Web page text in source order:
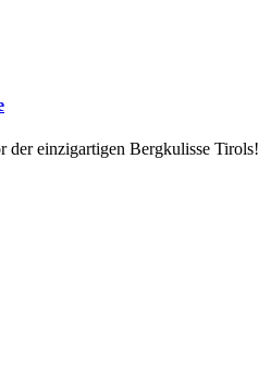
der einzigartigen Bergkulisse Tirols!